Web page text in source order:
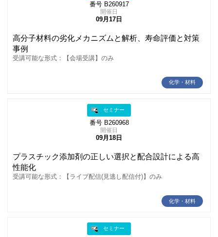
番号 B260917
開催日
09月17日
高分子材料の劣化メカニズムと解析、寿命評価と対策
事例
受講可能な形式：【会場受講】のみ
化学・材料
セミナー
番号 B260968
開催日
09月18日
プラスチック添加剤の正しい選択と配合設計による高
性能化
受講可能な形式：【ライブ配信(見逃し配信付)】のみ
化学・材料
セミナー